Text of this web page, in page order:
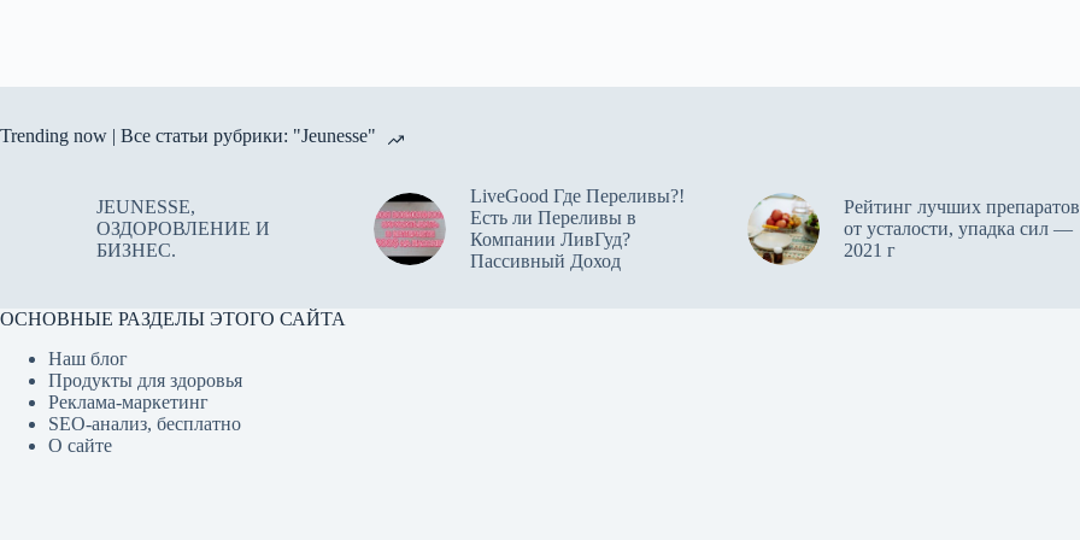
Trending now | Все статьи рубрики: "Jeunesse"
JEUNESSE,
ОЗДОРОВЛЕНИЕ И
БИЗНЕС.
LiveGood Где Переливы?!
Есть ли Переливы в
Компании ЛивГуд?
Пассивный Доход
Рейтинг лучших препаратов
от усталости, упадка сил —
2021 г
ОСНОВНЫЕ РАЗДЕЛЫ ЭТОГО САЙТА
Наш блог
Продукты для здоровья
Реклама-маркетинг
SEO-анализ, бесплатно
О сайте